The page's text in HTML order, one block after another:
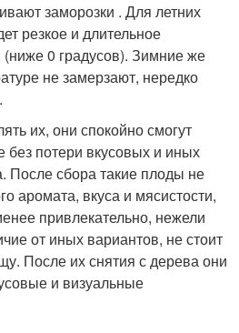
заморозки . Для летних
резкое и длительное
0 градусов). Зимние же
не замерзают, нередко
их, они спокойно смогут
потери вкусовых и иных
После сбора такие плоды не
аромата, вкуса и мясистости,
привлекательно, нежели
от иных вариантов, не стоит
После их снятия с дерева они
и визуальные